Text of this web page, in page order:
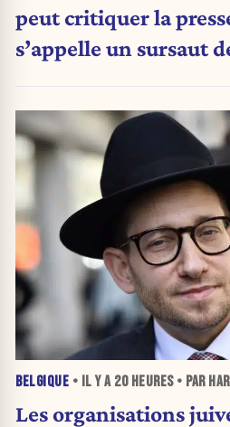
peut critiquer la
s’appelle un sursaut
BELGIQUE • IL Y A 20 HEURES• PAR
Les organisations